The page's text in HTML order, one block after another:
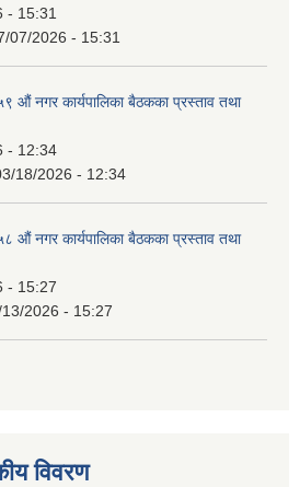
- 15:31
07/2026 - 15:31
औं नगर कार्यपालिका बैठकका प्रस्ताव तथा
- 12:34
18/2026 - 12:34
औं नगर कार्यपालिका बैठकका प्रस्ताव तथा
- 15:27
2026 - 15:27
विवरण